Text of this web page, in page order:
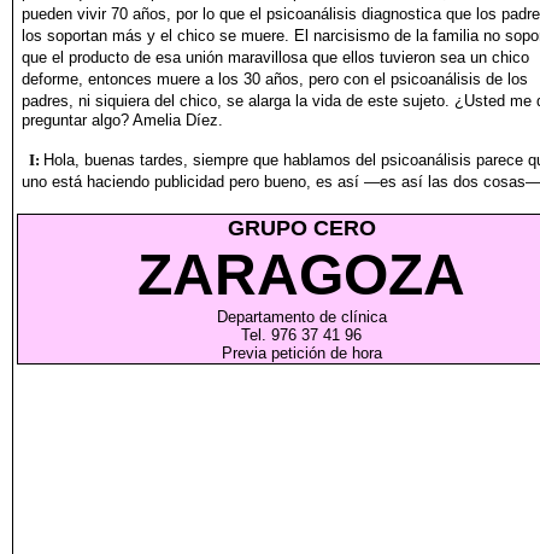
pueden vivir 70 años, por lo que el psicoanálisis diagnostica que los
los soportan más y el chico se muere. El narcisismo de la familia no
que el producto de esa unión maravillosa que ellos tuvieron sea un chico
deforme, entonces muere a los 30 años, pero con el psicoanálisis de los
padres, ni siquiera del chico, se alarga la vida de este sujeto. ¿Usted me
preguntar algo? Amelia Díez.
I: Hola, buenas tardes, siempre que hablamos del psicoanálisis parece
uno está haciendo publicidad pero bueno, es así —es así las dos
GRUPO CERO
ZARAGOZA
Departamento de clínica
Tel. 976 37 41 96
Previa petición de hora